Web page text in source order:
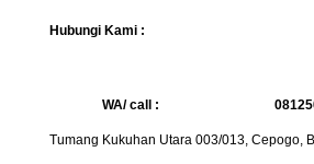
Hubungi Kami :
WA/ call :
Tumang Kukuhan Utara 003/013, Cepogo,